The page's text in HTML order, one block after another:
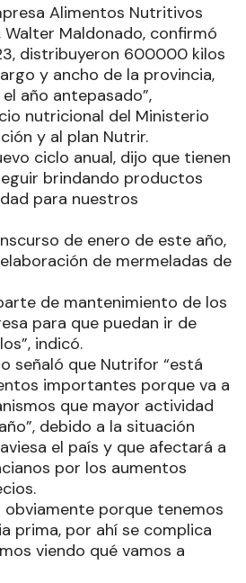
Alimentos Nutritivos
Maldonado, confirmó
distribuyeron 600000 kilos
y ancho de la provincia,
año antepasado”,
nutricional del Ministerio
y al plan Nutrir.
ciclo anual, dijo que tienen
brindando productos
para nuestros
de enero de este año,
de mermeladas de
de mantenimiento de los
para que puedan ir de
indicó.
señaló que Nutrifor “está
importantes porque va a
que mayor actividad
debido a la situación
el país y que afectará a
por los aumentos
porque tenemos
prima, por ahí se complica
viendo qué vamos a